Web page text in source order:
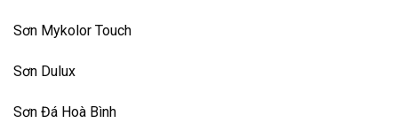
Sơn Mykolor Touch
Sơn Dulux
Sơn Đá Hoà Bình